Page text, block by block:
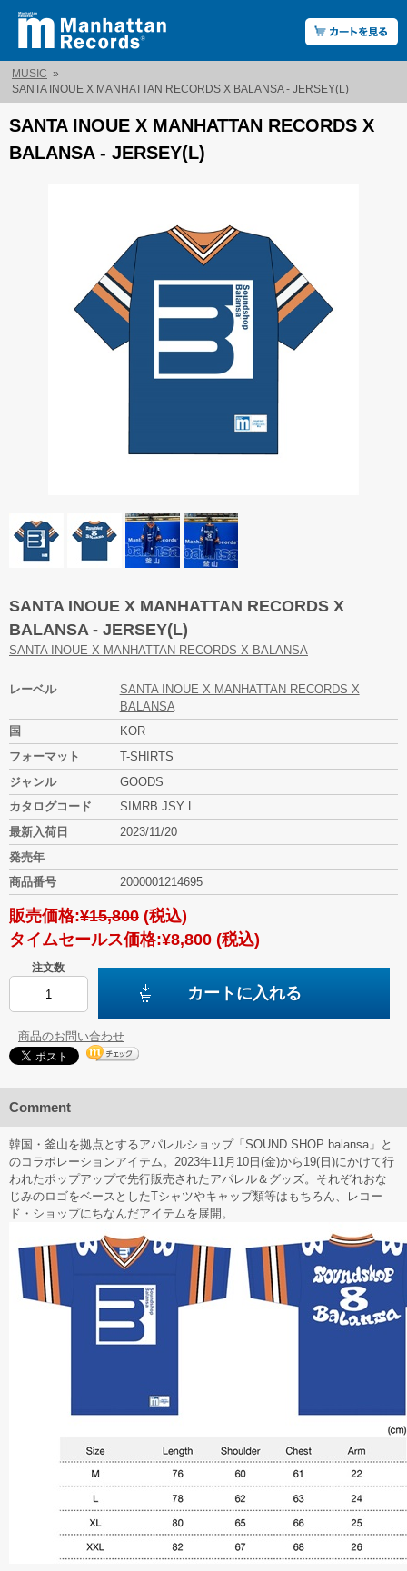
MUSIC »
SANTA INOUE X MANHATTAN RECORDS X BALANSA - JERSEY(L)
SANTA INOUE X MANHATTAN RECORDS X
BALANSA - JERSEY(L)
SANTA INOUE X MANHATTAN RECORDS X
BALANSA - JERSEY(L)
SANTA INOUE X MANHATTAN RECORDS X BALANSA
レーベル
SANTA INOUE X MANHATTAN RECORDS X
BALANSA
国
KOR
フォーマット
T-SHIRTS
ジャンル
GOODS
カタログコード
SIMRB JSY L
最新入荷日
2023/11/20
発売年
商品番号
2000001214695
販売価格:¥15,800 (税込)
タイムセールス価格:¥8,800 (税込)
注文数
カートに入れる
商品のお問い合わせ
Comment
韓国・釜山を拠点とするアパレルショップ「SOUND SHOP balansa」と
のコラボレーションアイテム。2023年11月10日(金)から19(日)にかけて行
われたポップアップで先行販売されたアパレル＆グッズ。それぞれおな
じみのロゴをベースとしたTシャツやキャップ類等はもちろん、レコー
ド・ショップにちなんだアイテムを展開。